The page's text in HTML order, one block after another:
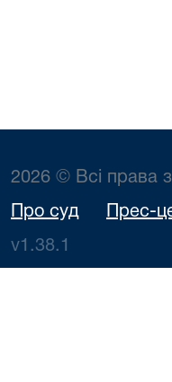
2026 © Всі права
Про суд Прес-
v1.38.1